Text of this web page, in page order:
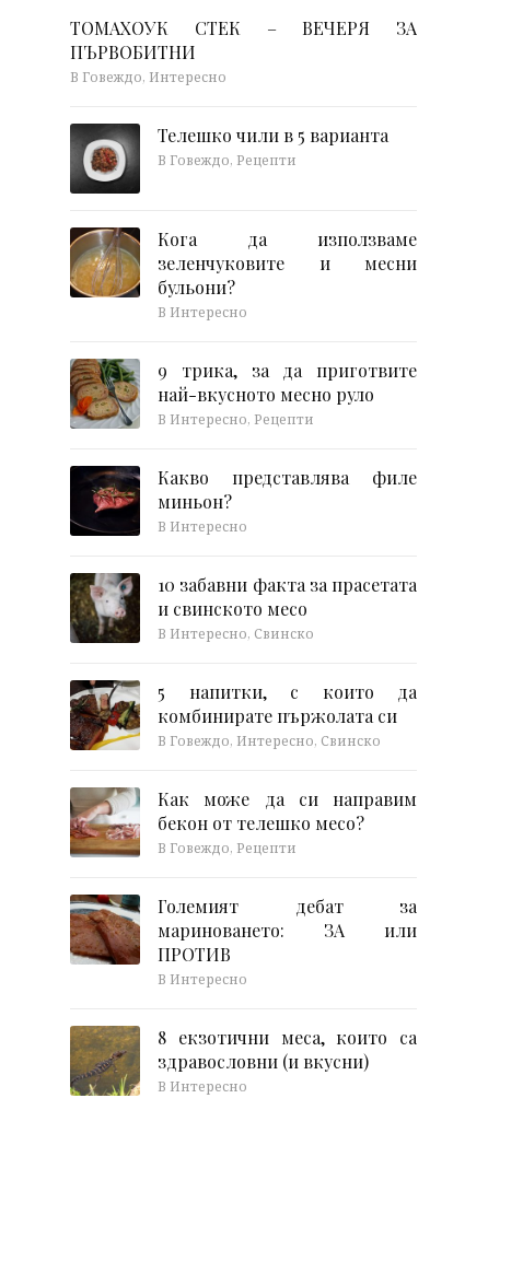
ТОМАХОУК СТЕК – ВЕЧЕРЯ ЗА
ПЪРВОБИТНИ
В Говеждо, Интересно
Телешко чили в 5 варианта
В Говеждо, Рецепти
Кога да използваме
зеленчуковите и месни
бульони?
В Интересно
9 трика, за да приготвите
най-вкусното месно руло
В Интересно, Рецепти
Какво представлява филе
миньон?
В Интересно
10 забавни факта за прасетата
и свинското месо
В Интересно, Свинско
5 напитки, с които да
комбинирате пържолата си
В Говеждо, Интересно, Свинско
Как може да си направим
бекон от телешко месо?
В Говеждо, Рецепти
Големият дебат за
мариноването: ЗА или
ПРОТИВ
В Интересно
8 екзотични меса, които са
здравословни (и вкусни)
В Интересно